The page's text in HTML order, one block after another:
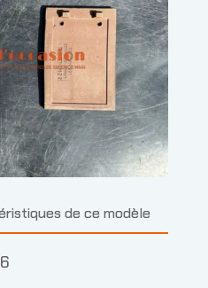
de ce modèle